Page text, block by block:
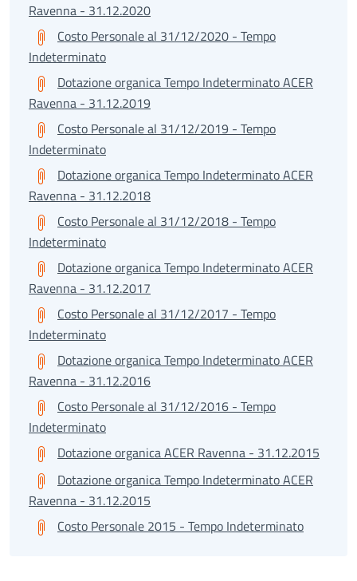
Ravenna - 31.12.2020
Costo Personale al 31/12/2020 - Tempo
Indeterminato
Dotazione organica Tempo Indeterminato ACER
Ravenna - 31.12.2019
Costo Personale al 31/12/2019 - Tempo
Indeterminato
Dotazione organica Tempo Indeterminato ACER
Ravenna - 31.12.2018
Costo Personale al 31/12/2018 - Tempo
Indeterminato
Dotazione organica Tempo Indeterminato ACER
Ravenna - 31.12.2017
Costo Personale al 31/12/2017 - Tempo
Indeterminato
Dotazione organica Tempo Indeterminato ACER
Ravenna - 31.12.2016
Costo Personale al 31/12/2016 - Tempo
Indeterminato
Dotazione organica ACER Ravenna - 31.12.2015
Dotazione organica Tempo Indeterminato ACER
Ravenna - 31.12.2015
Costo Personale 2015 - Tempo Indeterminato